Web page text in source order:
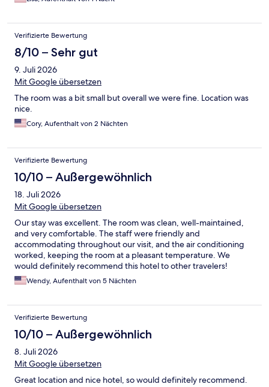
Verifizierte Bewertung
8/10 – Sehr gut
9. Juli 2026
Mit Google übersetzen
The room was a bit small but overall we were fine. Location was
nice.
Cory, Aufenthalt von 2 Nächten
Verifizierte Bewertung
10/10 – Außergewöhnlich
18. Juli 2026
Mit Google übersetzen
Our stay was excellent. The room was clean, well-maintained,
and very comfortable. The staff were friendly and
accommodating throughout our visit, and the air conditioning
worked, keeping the room at a pleasant temperature. We
would definitely recommend this hotel to other travelers!
Wendy, Aufenthalt von 5 Nächten
Verifizierte Bewertung
10/10 – Außergewöhnlich
8. Juli 2026
Mit Google übersetzen
Great location and nice hotel, so would definitely recommend.